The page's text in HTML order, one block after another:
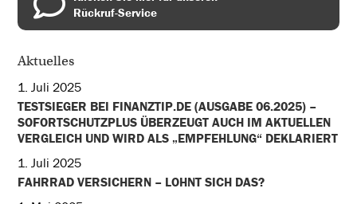
Rückruf-Service
Aktuelles
1. Juli 2025
TESTSIEGER BEI FINANZTIP.DE (AUSGABE 06.2025) –
SOFORTSCHUTZPLUS ÜBERZEUGT AUCH IM AKTUELLEN
VERGLEICH UND WIRD ALS „EMPFEHLUNG“ DEKLARIERT
1. Juli 2025
FAHRRAD VERSICHERN – LOHNT SICH DAS?